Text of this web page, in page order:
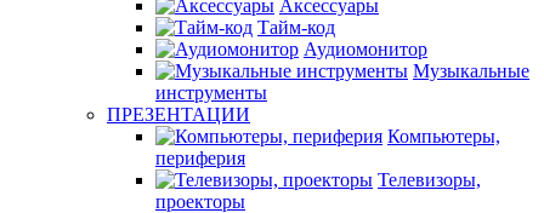
Аксессуары
Тайм-код
Аудиомонитор
Музыкальные
инструменты
ПРЕЗЕНТАЦИИ
Компьютеры,
периферия
Телевизоры,
проекторы